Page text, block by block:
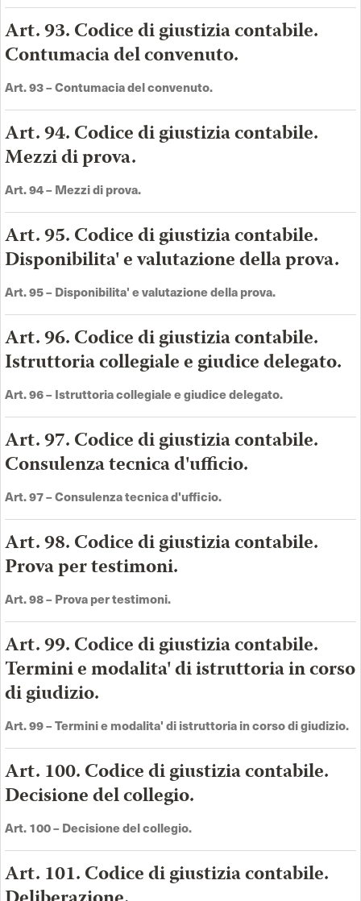
Art. 93. Codice di giustizia contabile.
Contumacia del convenuto.
Art.93 –Contumacia del convenuto.
Art. 94. Codice di giustizia contabile.
Mezzi di prova.
Art.94 –Mezzi di prova.
Art. 95. Codice di giustizia contabile.
Disponibilita' e valutazione della prova.
Art.95 –Disponibilita' e valutazione della prova.
Art. 96. Codice di giustizia contabile.
Istruttoria collegiale e giudice delegato.
Art.96 –Istruttoria collegiale e giudice delegato.
Art. 97. Codice di giustizia contabile.
Consulenza tecnica d'ufficio.
Art.97 –Consulenza tecnica d'ufficio.
Art. 98. Codice di giustizia contabile.
Prova per testimoni.
Art.98 –Prova per testimoni.
Art. 99. Codice di giustizia contabile.
Termini e modalita' di istruttoria in corso
di giudizio.
Art. 99 – Termini e modalita' di istruttoria in corso di giudizio.
Art. 100. Codice di giustizia contabile.
Decisione del collegio.
Art.100 –Decisione del collegio.
Art. 101. Codice di giustizia contabile.